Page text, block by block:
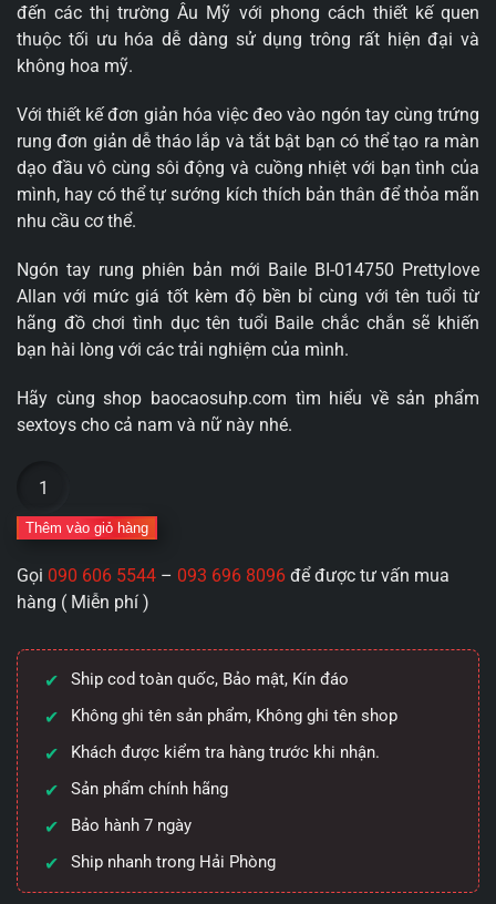
đến các thị trường Âu Mỹ với phong cách thiết kế quen
thuộc tối ưu hóa dễ dàng sử dụng trông rất hiện đại và
không hoa mỹ.
Với thiết kế đơn giản hóa việc đeo vào ngón tay cùng trứng
rung đơn giản dễ tháo lắp và tắt bật bạn có thể tạo ra màn
dạo đầu vô cùng sôi động và cuồng nhiệt với bạn tình của
mình, hay có thể tự sướng kích thích bản thân để thỏa mãn
nhu cầu cơ thể.
Ngón tay rung phiên bản mới Baile BI-014750 Prettylove
Allan với mức giá tốt kèm độ bền bỉ cùng với tên tuổi từ
hãng đồ chơi tình dục tên tuổi Baile chắc chắn sẽ khiến
bạn hài lòng với các trải nghiệm của mình.
Hãy cùng shop baocaosuhp.com tìm hiểu về sản phẩm
sextoys cho cả nam và nữ này nhé.
rung
bản
mới
BI-
014750
Prettylove
Allan
số
lượng
Thêm vào giỏ hàng
Gọi 090 606 5544 – 093 696 8096 để được tư vấn mua
hàng ( Miễn phí )
Ship cod toàn quốc, Bảo mật, Kín đáo
Không ghi tên sản phẩm, Không ghi tên shop
Khách được kiểm tra hàng trước khi nhận.
Sản phẩm chính hãng
Bảo hành 7 ngày
Ship nhanh trong Hải Phòng